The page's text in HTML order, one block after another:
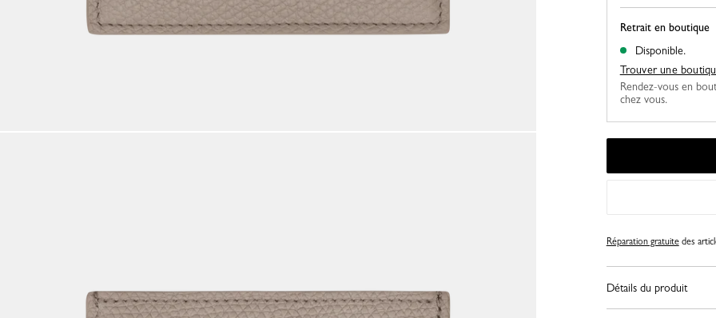
Retrait en boutique
Disponible.
Trouver une
Rendez-vous en
chez vous.
Réparation gratuitedes
Détails du produit